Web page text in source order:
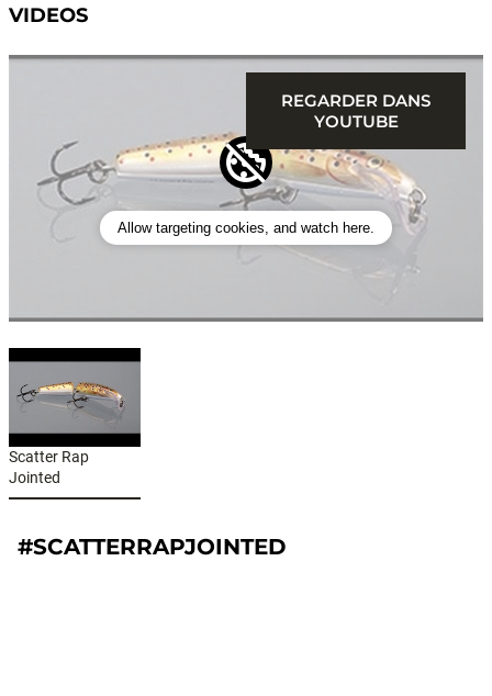
VIDEOS
Allow targeting cookies, and watch here.
REGARDER DANS
YOUTUBE
Scatter Rap
Jointed
#SCATTERRAPJOINTED